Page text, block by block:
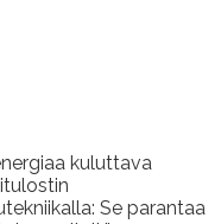
kuluttava
Se parantaa